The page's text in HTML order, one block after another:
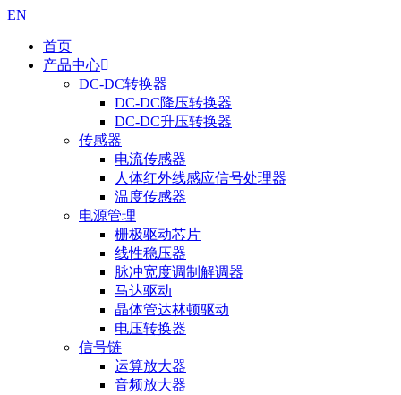
EN
首页
产品中心
DC-DC转换器
DC-DC降压转换器
DC-DC升压转换器
传感器
电流传感器
人体红外线感应信号处理器
温度传感器
电源管理
栅极驱动芯片
线性稳压器
脉冲宽度调制解调器
马达驱动
晶体管达林顿驱动
电压转换器
信号链
运算放大器
音频放大器